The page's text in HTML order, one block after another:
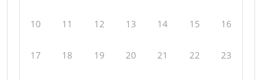
10 11 12 13 14 15 16
17 18 19 20 21 22 23